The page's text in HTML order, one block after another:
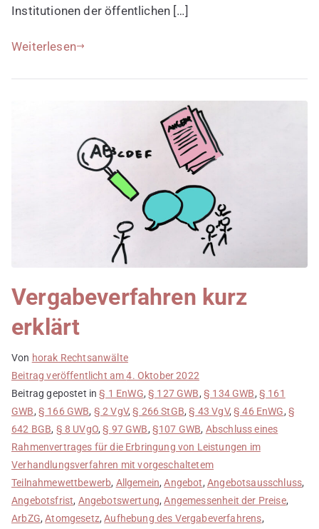
Institutionen der öffentlichen […]
Weiterlesen
Vergabeverfahren kurz
erklärt
Von horak Rechtsanwälte
Beitrag veröffentlicht am4. Oktober 2022
Beitrag gepostet in§ 1 EnWG,§ 127 GWB, § 134 GWB, § 161
GWB, § 166 GWB, § 2 VgV,§ 266 StGB,§ 43 VgV,§ 46 EnWG, §
642 BGB, § 8 UVgO,§ 97 GWB, §107 GWB, Abschluss eines
Rahmenvertrages für die Erbringung von Leistungen im
Verhandlungsverfahren mit vorgeschaltetem
Teilnahmewettbewerb, Allgemein,Angebot, Angebotsausschluss,
Angebotsfrist, Angebotswertung,Angemessenheit der Preise,
ArbZG,Atomgesetz,Aufhebung des Vergabeverfahrens,